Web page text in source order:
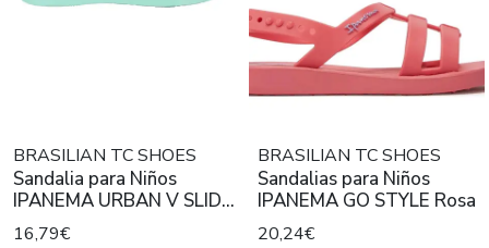
BRASILIAN TC SHOES
Sandalia para Niños
IPANEMA URBAN V SLIDE
KIDS Verde
16,79€
BRASILIAN TC SHOES
Sandalias para Niños
IPANEMA GO STYLE Rosa
20,24€